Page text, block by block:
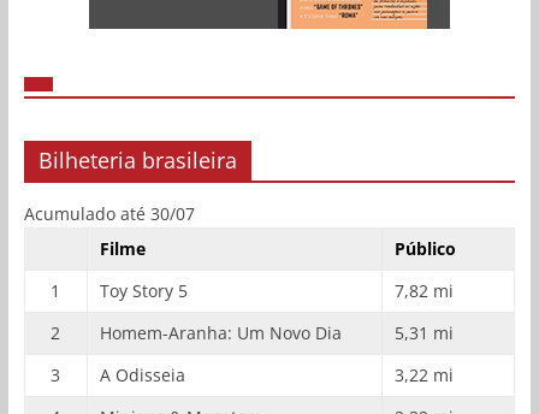
Bilheteria brasileira
Acumulado até 30/07
Filme
Público
1
Toy Story 5
7,82 mi
2
Homem-Aranha: Um Novo Dia
5,31 mi
3
A Odisseia
3,22 mi